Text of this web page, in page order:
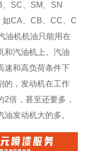
SC、SM、SN
如CA、CB、CC、C
油机机油只能用在
和汽油机上。汽油
速和高负荷条件下
的，发动机在工作
倍，甚至还要多，
发动机大的多。